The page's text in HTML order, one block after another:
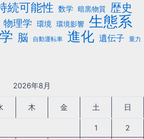
続可能性 数学 暗黒物質 歴史
物理学 環境 環境影響 生態系
脳 自動運転車 進化 遺伝子 重力
2026年8月
木 金 土 日
1 2